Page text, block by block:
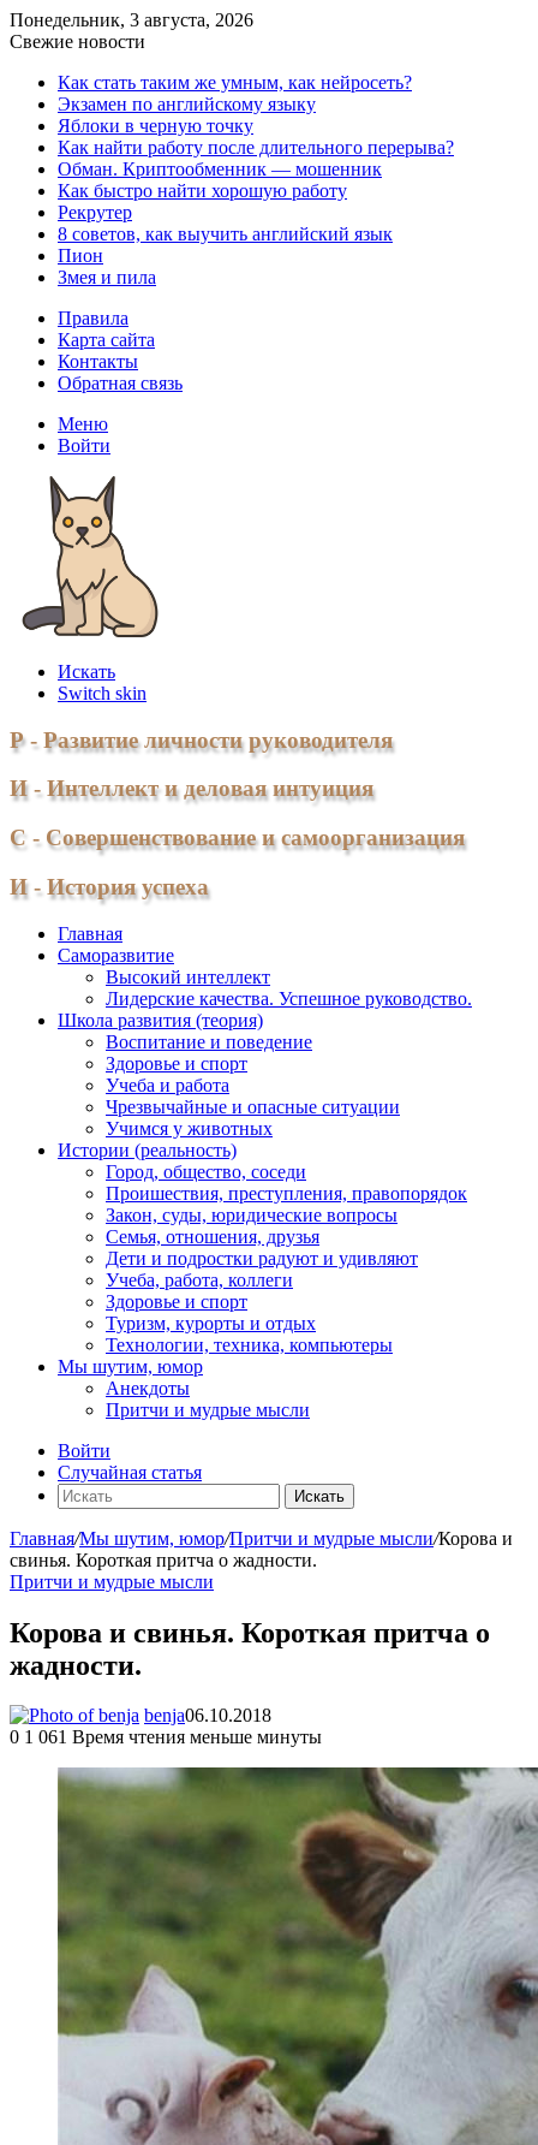
Понедельник, 3 августа, 2026
Свежие новости
Как стать таким же умным, как нейросеть?
Экзамен по английскому языку
Яблоки в черную точку
Как найти работу после длительного перерыва?
Обман. Криптообменник — мошенник
Как быстро найти хорошую работу
Рекрутер
8 советов, как выучить английский язык
Пион
Змея и пила
Правила
Карта сайта
Контакты
Обратная связь
Меню
Войти
Искать
Switch skin
Р - Развитие личности руководителя
И - Интеллект и деловая интуиция
С - Совершенствование и самоорганизация
И - История успеха
Главная
Саморазвитие
Высокий интеллект
Лидерские качества. Успешное руководство.
Школа развития (теория)
Воспитание и поведение
Здоровье и спорт
Учеба и работа
Чрезвычайные и опасные ситуации
Учимся у животных
Истории (реальность)
Город, общество, соседи
Проишествия, преступления, правопорядок
Закон, суды, юридические вопросы
Семья, отношения, друзья
Дети и подростки радуют и удивляют
Учеба, работа, коллеги
Здоровье и спорт
Туризм, курорты и отдых
Технологии, техника, компьютеры
Мы шутим, юмор
Анекдоты
Притчи и мудрые мысли
Войти
Случайная статья
Искать
Главная/Мы шутим, юмор/Притчи и мудрые мысли/Корова и
свинья. Короткая притча о жадности.
Притчи и мудрые мысли
Корова и свинья. Короткая притча о
жадности.
benja06.10.2018
0 1 061 Время чтения меньше минуты